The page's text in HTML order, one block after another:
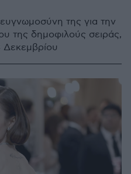
της για την
της δημοφιλούς σειράς,
Δεκεμβρίου